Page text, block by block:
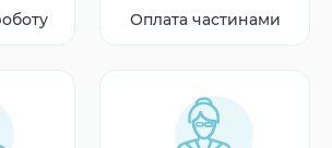
Оплата частинами